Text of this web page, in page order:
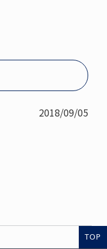
2018/09/05
TOP